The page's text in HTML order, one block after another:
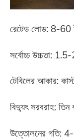
রেটেড লোড: 8-60
সর্বোচ্চ উচ্চতা:
টেবিলের আকার:
বিদ্যুৎ সরবরাহ: তিন
উত্তোলনের গতি: 4-